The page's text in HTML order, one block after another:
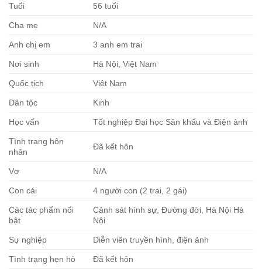
Tuổi 56 tuổi
Cha mẹ N/A
Anh chị em 3 anh em trai
Nơi sinh Hà Nội, Việt Nam
Quốc tịch Việt Nam
Dân tộc Kinh
Học vấn Tốt nghiệp Đại học Sân khấu và Điện ảnh
Tình trạng hôn
nhân
Đã kết hôn
Vợ N/A
Con cái 4 người con (2 trai, 2 gái)
Các tác phẩm nổi
bật
Cảnh sát hình sự, Đường đời, Hà Nội Hà
Nội
Sự nghiệp Diễn viên truyền hình, điện ảnh
Tình trạng hẹn hò Đã kết hôn